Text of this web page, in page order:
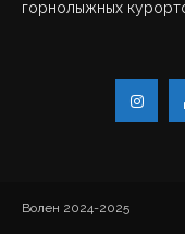
горнолыжных
Волен 2024-2025